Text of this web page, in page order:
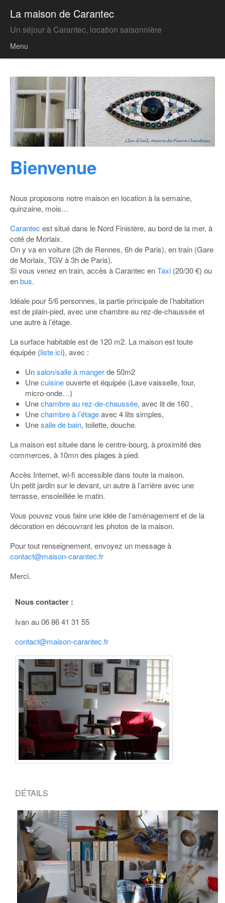
La maison de Carantec
Un séjour à Carantec, location saisonnière
Menu
Bienvenue
Nous proposons notre maison en location à la semaine,
quinzaine, mois…
Carantec est situé dans le Nord Finistère, au bord de la mer, à
coté de Morlaix.
On y va en voiture (2h de Rennes, 6h de Paris), en train (Gare
de Morlaix, TGV à 3h de Paris).
Si vous venez en train, accès à Carantec enTaxi (20/30 €) ou
enbus.
Idéale pour 5/6 personnes, la partie principale de l’habitation
est de plain-pied, avec une chambre au rez-de-chaussée et
une autre à l’étage.
La surface habitable est de 120 m2. La maison est toute
équipée (liste ici), avec :
Unsalon/salle à mangerde 50m2
Unecuisineouverte et équipée (Lave vaisselle, four,
micro-onde…)
Unechambre au rez-de-chaussée, avec lit de 160 ,
Unechambre à l’étageavec 4 lits simples,
Unesalle de bain, toilette, douche.
La maison est située dans le centre-bourg, à proximité des
commerces, à 10mn des plages à pied.
Accès Internet, wi-fi accessible dans toute la maison.
Un petit jardin sur le devant, un autre à l’arrière avec une
terrasse, ensoleillée le matin.
Vous pouvez vous faire une idée de l’aménagement et de la
décoration en découvrant les photos de la maison.
Pour tout renseignement, envoyez un message à
contact@maison-carantec.fr
Merci.
Nous contacter :
Ivan au 06 86 41 31 55
contact@maison-carantec.fr
DÉTAILS